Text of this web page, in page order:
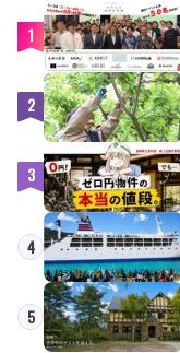
1
2
3
4
5